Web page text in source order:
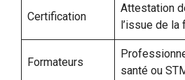
Certification
Attestation
l’issue de la
Formateurs
santé ou